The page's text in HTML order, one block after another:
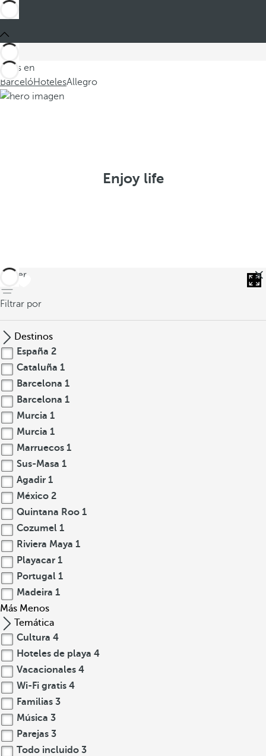
Estás en
BarcelóHotelesAllegro
Enjoy life
volver
Filtrar por
Destinos
España 2
Cataluña 1
Barcelona 1
Barcelona 1
Murcia 1
Murcia 1
Marruecos 1
Sus-Masa 1
Agadir 1
México 2
Quintana Roo 1
Cozumel 1
Riviera Maya 1
Playacar 1
Portugal 1
Madeira 1
Más Menos
Temática
Cultura 4
Hoteles de playa 4
Vacacionales 4
Wi-Fi gratis 4
Familias 3
Música 3
Parejas 3
Todo incluido 3